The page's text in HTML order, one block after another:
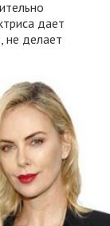
дает
не делает